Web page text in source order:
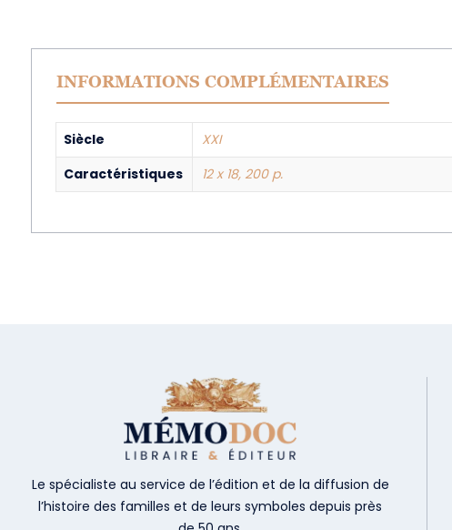
INFORMATIONS COMPLÉMENTAIRES
Siècle
XXI
Caractéristiques
12 x 18, 200 p.
Le spécialiste au service de l’édition et de la diffusion de
l’histoire des familles et de leurs symboles depuis près